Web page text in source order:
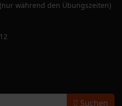
während den Übungszeiten)
Suchen